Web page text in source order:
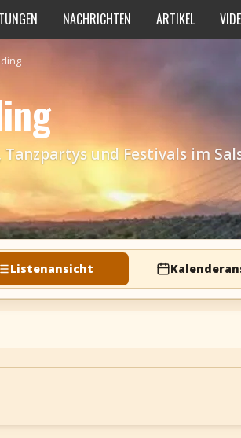
NACHRICHTEN ARTIKEL
und Festivals im
Listenansicht